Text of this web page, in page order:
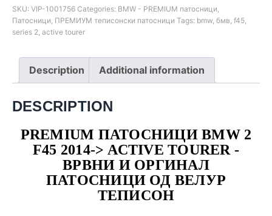
SKU: VIP-1001756 Categories: BMW - PREMIUM патосници
Патосници ПРЕМИУМ теписонски патосници Tags: bmw бмв f45
series 2 active tourer
Description Additional information
DESCRIPTION
PREMIUM ПАТОСНИЦИ BMW 2
F45 2014-> ACTIVE TOURER -
ВРВНИ И ОРГИНАЛ
ПАТОСНИЦИ ОД ВЕЛУР
ТЕПИСОН